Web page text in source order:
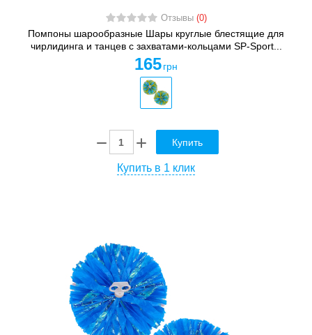
Отзывы (0)
Помпоны шарообразные Шары круглые блестящие для
чирлидинга и танцев с захватами-кольцами SP-Sport...
165 грн
Купить
Купить в 1 клик